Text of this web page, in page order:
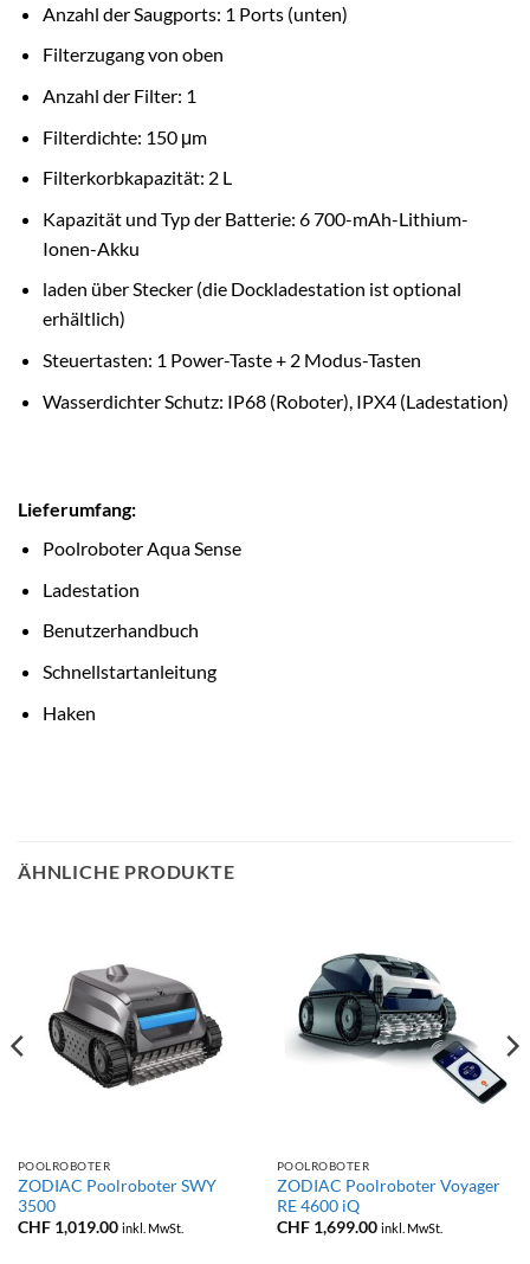
Anzahl der Saugports: 1 Ports (unten)
Filterzugang von oben
Anzahl der Filter: 1
Filterdichte: 150 μm
Filterkorbkapazität: 2 L
Kapazität und Typ der Batterie: 6 700-mAh-Lithium-
Ionen-Akku
laden über Stecker (die Dockladestation ist optional
erhältlich)
Steuertasten: 1 Power-Taste + 2 Modus-Tasten
Wasserdichter Schutz: IP68 (Roboter), IPX4 (Ladestation)
Lieferumfang:
Poolroboter Aqua Sense
Ladestation
Benutzerhandbuch
Schnellstartanleitung
Haken
ÄHNLICHE PRODUKTE
POOLROBOTER
ZODIAC Poolroboter SWY
3500
CHF1,019.00 inkl. MwSt.
POOLROBOTER
ZODIAC Poolroboter Voyager
RE 4600 iQ
CHF1,699.00 inkl. MwSt.